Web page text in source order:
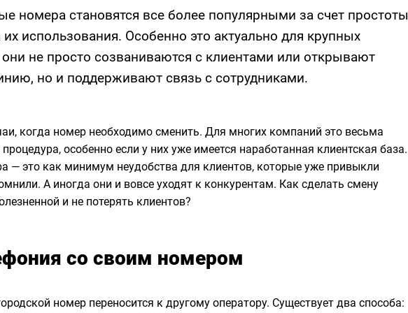
номера становятся все более популярными за счет простоты
их использования. Особенно это актуально для крупных
не просто созваниваются с клиентами или открывают
но и поддерживают связь с сотрудниками.
когда номер необходимо сменить. Для многих компаний это весьма
особенно если у них уже имеется наработанная клиентская база.
— это как минимум неудобства для клиентов, которые уже привыкли
А иногда они и вовсе уходят к конкурентам. Как сделать смену
и не потерять клиентов?
со своим номером
номер переносится к другому оператору. Существует два способа: